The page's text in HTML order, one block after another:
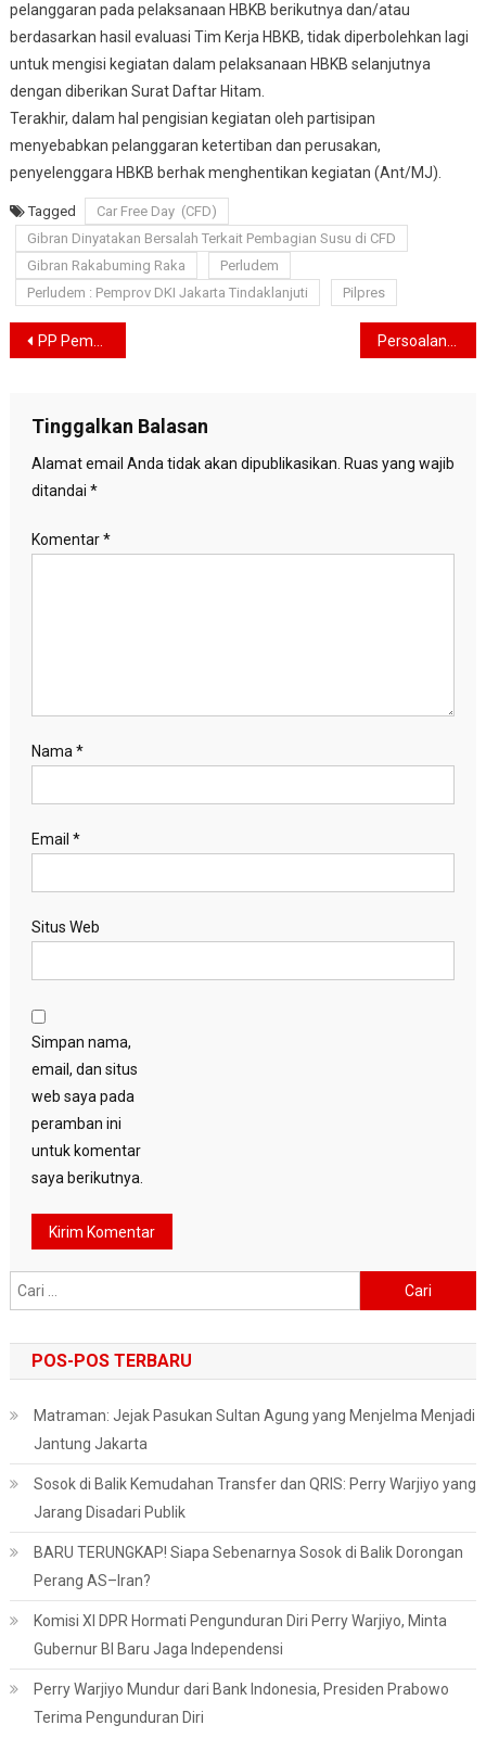
pelanggaran pada pelaksanaan HBKB berikutnya dan/atau
berdasarkan hasil evaluasi Tim Kerja HBKB, tidak diperbolehkan lagi
untuk mengisi kegiatan dalam pelaksanaan HBKB selanjutnya
dengan diberikan Surat Daftar Hitam.
Terakhir, dalam hal pengisian kegiatan oleh partisipan
menyebabkan pelanggaran ketertiban dan perusakan,
penyelenggara HBKB berhak menghentikan kegiatan (Ant/MJ).
Tagged
Car Free Day (CFD)
Gibran Dinyatakan Bersalah Terkait Pembagian Susu di CFD
Gibran Rakabuming Raka
Perludem
Perludem : Pemprov DKI Jakarta Tindaklanjuti
Pilpres
Navigasi
PP Pemuda Muhammadiyah Kukuhkan Pimpinan Wilayah DKI Jakarta
Tinggalkan Balasan
Alamat email Anda tidak akan dipublikasikan. Ruas yang wajib
ditandai *
Komentar*
Nama *
Email *
Situs Web
Simpan nama,
email, dan situs
web saya pada
peramban ini
untuk komentar
saya berikutnya.
untuk:
POS-POS TERBARU
Matraman: Jejak Pasukan Sultan Agung yang Menjelma Menjadi
Jantung Jakarta
Sosok di Balik Kemudahan Transfer dan QRIS: Perry Warjiyo yang
Jarang Disadari Publik
BARU TERUNGKAP! Siapa Sebenarnya Sosok di Balik Dorongan
Perang AS–Iran?
Komisi XI DPR Hormati Pengunduran Diri Perry Warjiyo, Minta
Gubernur BI Baru Jaga Independensi
Perry Warjiyo Mundur dari Bank Indonesia, Presiden Prabowo
Terima Pengunduran Diri